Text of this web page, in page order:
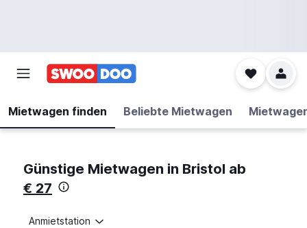
Mietwagen finden Beliebte Mietwagen
Günstige Mietwagen in Bristol ab
€ 27
Anmietstation